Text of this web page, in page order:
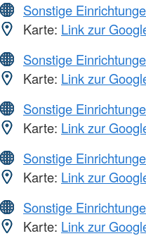
Sonstige
Karte: Link zur
Sonstige
Karte: Link zur
Sonstige
Karte: Link zur
Sonstige
Karte: Link zur
Sonstige
Karte: Link zur